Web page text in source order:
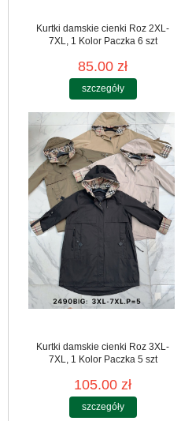
Kurtki damskie cienki Roz 2XL-
7XL, 1 Kolor Paczka 6 szt
85.00 zł
szczegóły
Kurtki damskie cienki Roz 3XL-
7XL, 1 Kolor Paczka 5 szt
105.00 zł
szczegóły